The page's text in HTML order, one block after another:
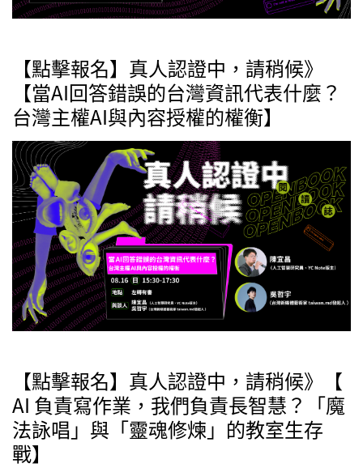
【點擊報名】真人認證中，請稍候》
【當AI回答錯誤的台灣資訊代表什麼？
台灣主權AI與內容授權的權衡】
【點擊報名】真人認證中，請稍候》【
AI 負責寫作業，我們負責長智慧？「魔
法詠唱」與「靈魂修煉」的教室生存
戰】